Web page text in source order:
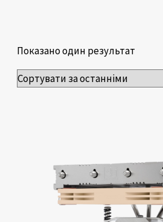
Показано один результат